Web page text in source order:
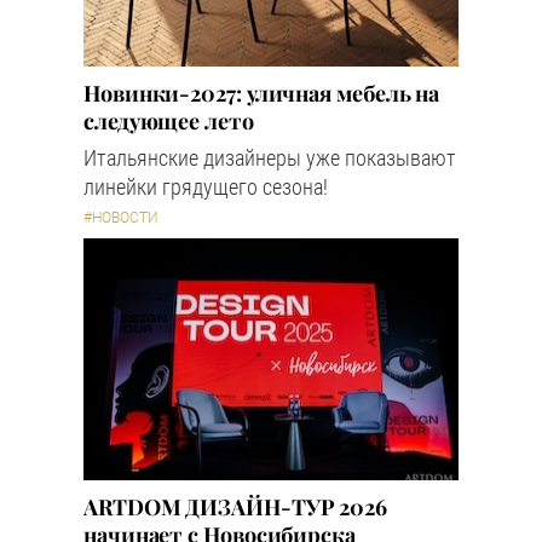
Новинки-2027: уличная мебель на
следующее лето
Итальянские дизайнеры уже показывают
линейки грядущего сезона!
#НОВОСТИ
ARTDOM ДИЗАЙН-ТУР 2026
начинает с Новосибирска